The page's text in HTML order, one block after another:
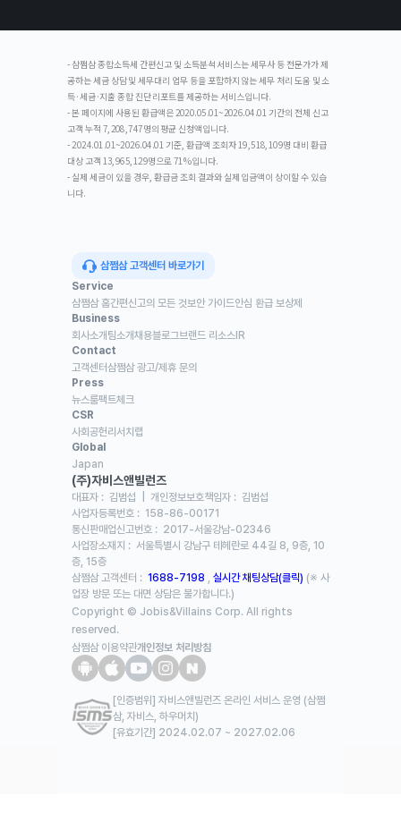
- 삼쩜삼 종합소득세 간편신고 및 소득분석 서비스는 세무사 등 전문가가 제
공하는 세금 상담 및 세무대리 업무 등을 포함하지 않는 세무 처리 도움 및 소
득·세금·지출 종합 진단 리포트를 제공하는 서비스입니다.
- 본 페이지에 사용된 환급액은 2020.05.01~2026.04.01 기간의 전체 신고
고객 누적 7,208,747명의 평균 신청액입니다.
- 2024.01.01~2026.04.01 기준, 환급액 조회자 19,518,109명 대비 환급
대상 고객 13,965,129명으로 71%입니다.
- 실제 세금이 있을 경우, 환급금 조회 결과와 실제 입금액이 상이할 수 있습
니다.